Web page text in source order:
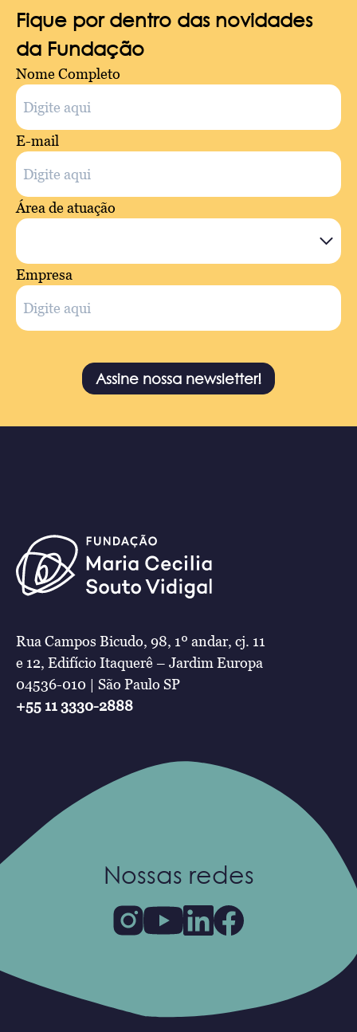
Fique por dentro das novidades
da Fundação
Nome Completo
E-mail
Área de atuação
Empresa
Assine nossa newsletter!
Rua Campos Bicudo, 98, 1º andar, cj. 11
e 12, Edifício Itaquerê – Jardim Europa
04536-010 | São Paulo SP
+55 11 3330-2888
Nossas redes